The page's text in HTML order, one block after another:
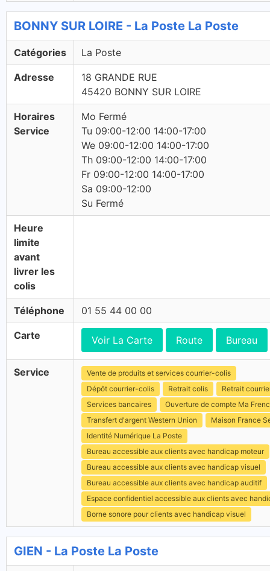
BONNY SUR LOIRE - La Poste La Poste
Catégories La Poste
Adresse
18 GRANDE RUE
45420 BONNY SUR LOIRE
Horaires
Service
Mo Fermé
Tu 09:00-12:00 14:00-17:00
We 09:00-12:00 14:00-17:00
Th 09:00-12:00 14:00-17:00
Fr 09:00-12:00 14:00-17:00
Sa 09:00-12:00
Su Fermé
Heure
limite
avant
livrer les
colis
Téléphone 01 55 44 00 00
Carte Voir La Carte Route Bureau
Service
Vente de produits et services courrier-colis
Dépôt courrier-colis
Retrait colis
Retrait
Services bancaires
Ouverture de compte Ma
Transfert d'argent Western Union
Maison France
Identité Numérique La Poste
Bureau accessible aux clients avec handicap moteur
Bureau accessible aux clients avec handicap visuel
Bureau accessible aux clients avec handicap auditif
Espace confidentiel accessible aux clients avec
Borne sonore pour clients avec handicap visuel
GIEN - La Poste La Poste